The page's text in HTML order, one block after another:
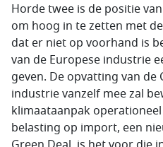
Horde twee is de positie
om hoog in te zetten met
dat er niet op voorhand is
van de Europese industrie
geven. De opvatting van de
industrie vanzelf mee zal
klimaataanpak
belasting op import, een